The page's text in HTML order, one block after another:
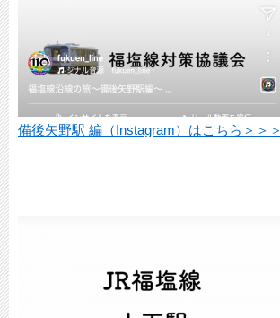
備後矢野駅 編（Instagram）はこちら＞＞＞